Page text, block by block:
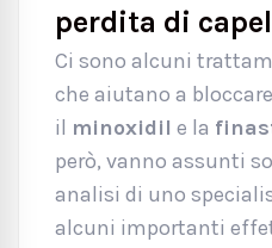
perdita di
Ci sono alcuni
che aiutano a
il minoxidil e la
però, vanno assunti
analisi di uno
alcuni importanti